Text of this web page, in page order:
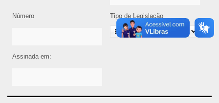
Número Tipo de Legislação
Assinada em: